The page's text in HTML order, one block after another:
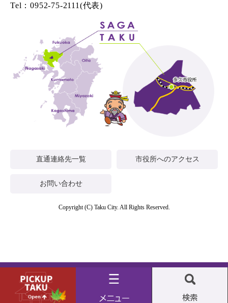
Pickup
Tel：0952-75-2111(代表)
直通連絡先一覧 市役所へのアクセス
お問い合わせ
Copyright (C) Taku City. All Rights Reserved.